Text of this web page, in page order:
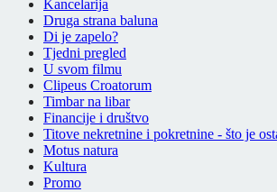
Kancelarija
Druga strana baluna
Di je zapelo?
Tjedni pregled
U svom filmu
Clipeus Croatorum
Timbar na libar
Financije i društvo
Titove nekretnine i pokretnine - što je
Motus natura
Kultura
Promo